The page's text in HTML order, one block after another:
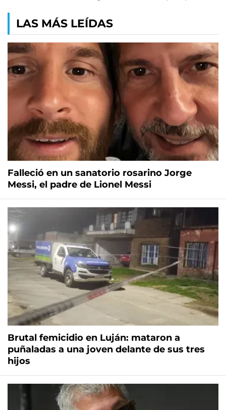
LAS MÁS LEÍDAS
Falleció en un sanatorio rosarino Jorge
Messi, el padre de Lionel Messi
Brutal femicidio en Luján: mataron a
puñaladas a una joven delante de sus tres
hijos